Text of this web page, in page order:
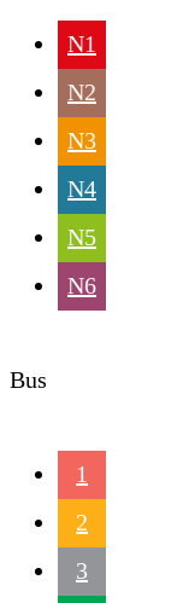
N1
N2
N3
N4
N5
N6
Bus
1
2
3